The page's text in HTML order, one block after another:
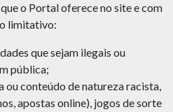
o Portal oferece no site e com
limitativo:
que sejam ilegais ou
pública;
conteúdo de natureza racista,
apostas online), jogos de sorte